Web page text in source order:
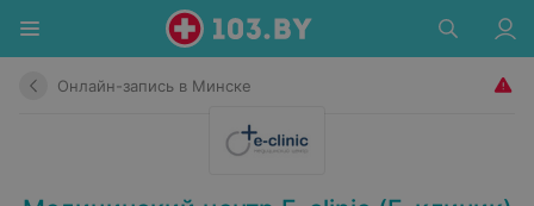
Онлайн-запись в Минске